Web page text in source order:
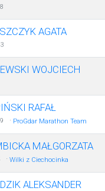
AGATA
WOJCIECH
RAFAŁ
· ProGdar Marathon Team
MAŁGORZATA
· Wilki z Ciechocinka
ALEKSANDER